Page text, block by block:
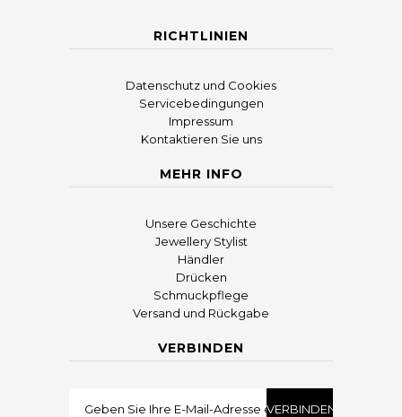
RICHTLINIEN
Datenschutz und Cookies
Servicebedingungen
Impressum
Kontaktieren Sie uns
MEHR INFO
Unsere Geschichte
Jewellery Stylist
Händler
Drücken
Schmuckpflege
Versand und Rückgabe
VERBINDEN